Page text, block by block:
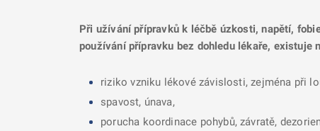
Při užívání přípravků k léčbě úzkosti, napětí,
používání přípravku bez dohledu lékaře, existuje
riziko vzniku lékové závislosti, zejména při
spavost, únava,
porucha koordinace pohybů, závratě,